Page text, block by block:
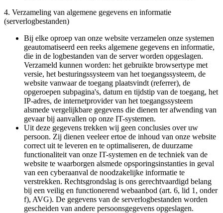
4. Verzameling van algemene gegevens en informatie
(serverlogbestanden)
Bij elke oproep van onze website verzamelen onze systemen
geautomatiseerd een reeks algemene gegevens en informatie,
die in de logbestanden van de server worden opgeslagen.
Verzameld kunnen worden: het gebruikte browsertype met
versie, het besturingssysteem van het toegangssysteem, de
website vanwaar de toegang plaatsvindt (referrer), de
opgeroepen subpagina's, datum en tijdstip van de toegang, het
IP-adres, de internetprovider van het toegangssysteem
alsmede vergelijkbare gegevens die dienen ter afwending van
gevaar bij aanvallen op onze IT-systemen.
Uit deze gegevens trekken wij geen conclusies over uw
persoon. Zij dienen veeleer ertoe de inhoud van onze website
correct uit te leveren en te optimaliseren, de duurzame
functionaliteit van onze IT-systemen en de techniek van de
website te waarborgen alsmede opsporingsinstanties in geval
van een cyberaanval de noodzakelijke informatie te
verstrekken. Rechtsgrondslag is ons gerechtvaardigd belang
bij een veilig en functionerend webaanbod (art. 6, lid 1, onder
f), AVG). De gegevens van de serverlogbestanden worden
gescheiden van andere persoonsgegevens opgeslagen.